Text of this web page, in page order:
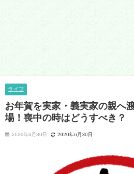
ライフ
お年賀を実家・義実家の親へ
場！喪中の時はどうすべき？
2020年6月30日 2020年6月30日